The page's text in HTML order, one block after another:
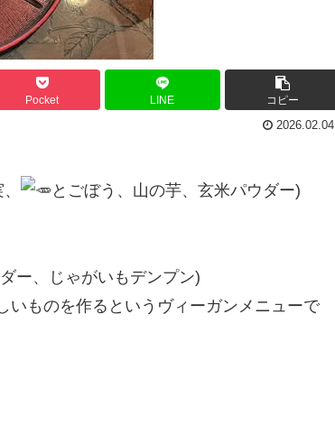
Pocket LINE コピー
2026.02.04
とごぼう、山の芋、玄米パウダー)
ー、じゃがいもデンプン)
いものを作るというヴィーガンメニューで